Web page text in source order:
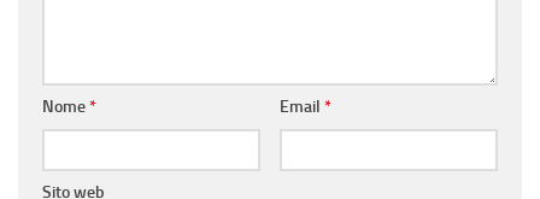
Nome* Email *
Sito web